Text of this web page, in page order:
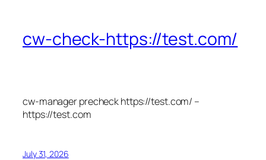
cw-check-https://test.com/
cw-manager precheck https://test.com/ –
https://test.com
July 31, 2026